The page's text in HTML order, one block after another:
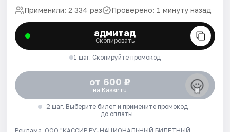
Применили: 2 334 раз Проверено: 1 минуту назад
адмитад
Скопировать
1 шаг. Скопируйте промокод
от 600 ₽
на Kassir.ru
2 шаг. Выберите билет и примените промокод
до оплаты